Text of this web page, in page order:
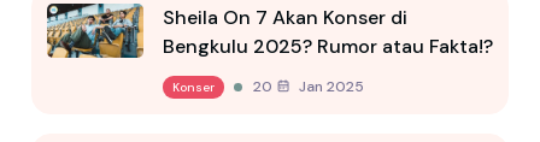
Sheila On 7 Akan Konser di
Bengkulu 2025? Rumor atau Fakta!?
Konser 20 Jan 2025